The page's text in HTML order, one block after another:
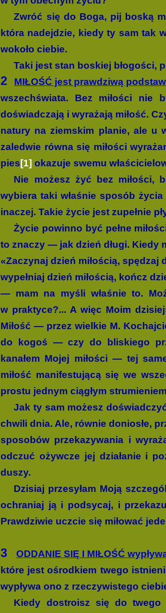
Zwróć się do Boga, pij boską
która nadejdzie, kiedy ty sam tak
wokoło ciebie.
Taki jest stan boskiej błogości,
2
MIŁOŚĆ jest prawdziwą
wszechświata. Bez miłości nie
doświadczają i wyrażają miłość.
natury na ziemskim planie, ale u
zaledwie równa się miłości
pies[1] okazuje swemu
Nie możesz żyć bez miłości,
wybiera taki właśnie sposób
inaczej. Takie życie jest zupełnie
Życie powinno być pełne
to znaczy — jak dzień długi. Kiedy
«Zaczynaj dzień miłością, spędzaj
wypełniaj dzień miłością, kończ
— mam na myśli właśnie to.
w praktyce?... A więc Moim
Miłość — przez wielkie M.
do kogoś — czy do bliskiego
kanałem Mojej miłości — tej
miłość manifestu­jącą się we
prostu jednym ciągłym
Jak ty sam możesz
chwili dnia. Ale, równie doniosłe,
sposobów przekazywania i
odczuć ożywcze jej działanie i
duszy.
Dzisiaj przesyłam Moją
ochraniaj ją i podsycaj, i
Prawdziwie uczcie się miłować
3 ODDANIE SIĘ I MIŁOŚĆ
które jest ośrodkiem twego
wypływa ono z rzeczywistego
Kiedy dostroisz się do twego